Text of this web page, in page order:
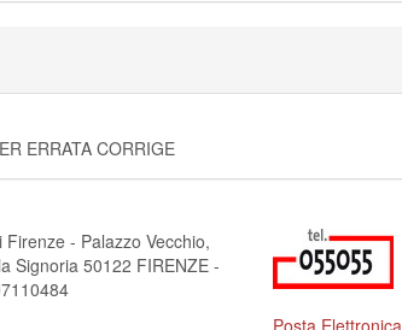
ERRATA CORRIGE
Firenze - Palazzo Vecchio,
Signoria 50122 FIRENZE -
Posta Elettronica